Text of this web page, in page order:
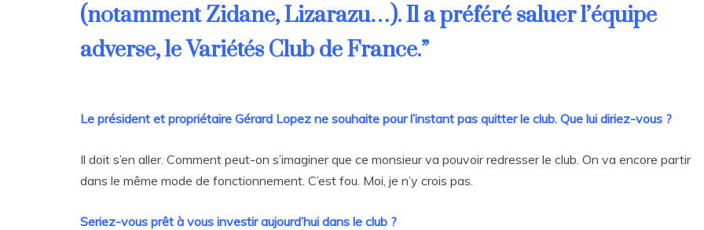
(notamment Zidane, Lizarazu…). Il a préféré saluer l’équipe
adverse, le Variétés Club de France.”
Le président et propriétaire Gérard Lopez ne souhaite pour l’instant pas quitter le club. Que lui diriez-vous ?
Il doit s’en aller. Comment peut-on s’imaginer que ce monsieur va pouvoir redresser le club. On va encore partir
dans le même mode de fonctionnement. C’est fou. Moi, je n’y crois pas.
Seriez-vous prêt à vous investir aujourd’hui dans le club ?